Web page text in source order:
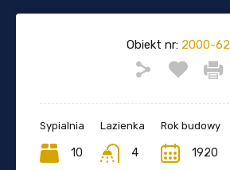
Obiekt nr: 2000-62
Sypialnia
10
Lazienka
4
Rok budowy
1920